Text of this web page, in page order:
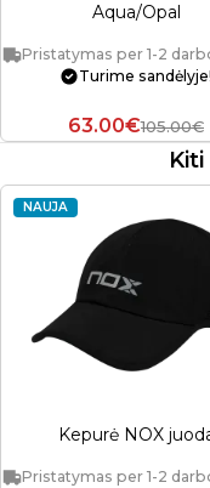
Aqua/Opal
Pristatymas per 1-2
Turime sandėlyje!
63.00€105.00€
NAUJA
Kepurė NOX
Pristatymas per 1-2